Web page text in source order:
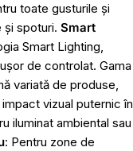
toate gusturile și
și spoturi. Smart
Smart Lighting,
de controlat. Gama
variată de produse,
impact vizual puternic în
iluminat ambiental sau
: Pentru zone de